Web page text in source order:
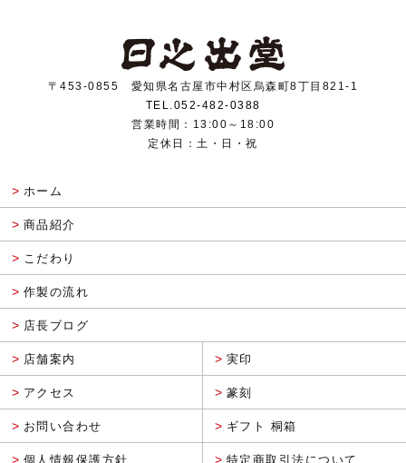
〒453-0855 愛知県名古屋市中村区烏森町8丁目821-1
TEL.052-482-0388
営業時間：13:00～18:00
定休日：土・日・祝
ホーム
商品紹介
こだわり
作製の流れ
店長ブログ
店舗案内
アクセス
お問い合わせ
個人情報保護方針
実印
篆刻
ギフト 桐箱
特定商取引法について